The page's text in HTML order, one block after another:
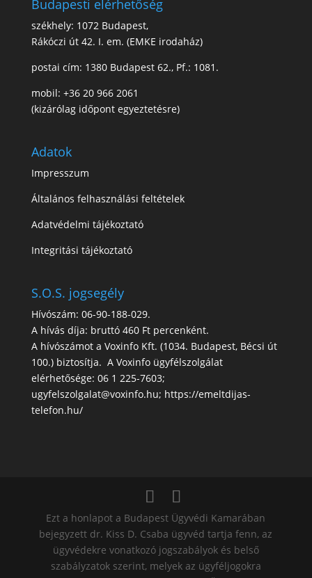
Budapesti elérhetőség
székhely: 1072 Budapest,
Rákóczi út 42. I. em. (EMKE irodaház)
postai cím: 1380 Budapest 62., Pf.: 1081.
mobil: +36 20 966 2061
(kizárólag időpont egyeztetésre)
Adatok
Impresszum
Általános felhasználási feltételek
Adatvédelmi tájékoztató
Integritási tájékoztató
S.O.S. jogsegély
Hívószám: 06-90-188-029.
A hívás díja: bruttó 460 Ft percenként.
A hívószámot a Voxinfo Kft. (1034. Budapest, Bécsi út
100.) biztosítja. A Voxinfo ügyfélszolgálat
elérhetősége: 06 1 225-7603;
ugyfelszolgalat@voxinfo.hu; https://emeltdijas-
telefon.hu/
Ezt a honlapot a Budapest Ügyvédi Kamarában
bejegyzett dr. Kiss D. Csaba ügyvéd tartja fenn, az
ügyvédekre vonatkozó jogszabályok és belső
szabályzatok szerint, melyek az ügyféljogokra